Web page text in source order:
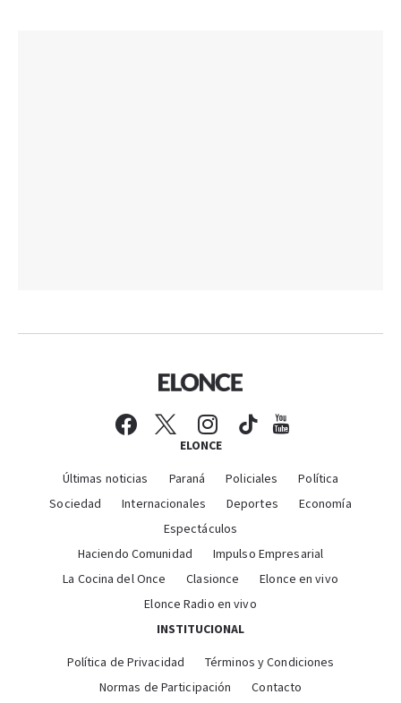
ELONCE
Últimas noticias Paraná Policiales
Política
Sociedad
Internacionales Deportes
Economía
Espectáculos
Haciendo Comunidad
Impulso Empresarial
La Cocina del Once
Clasionce
Elonce en vivo
Elonce Radio en vivo
INSTITUCIONAL
Política de Privacidad
Términos y Condiciones
Normas de Participación
Contacto